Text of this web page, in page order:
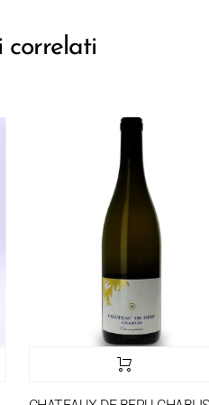
correlati